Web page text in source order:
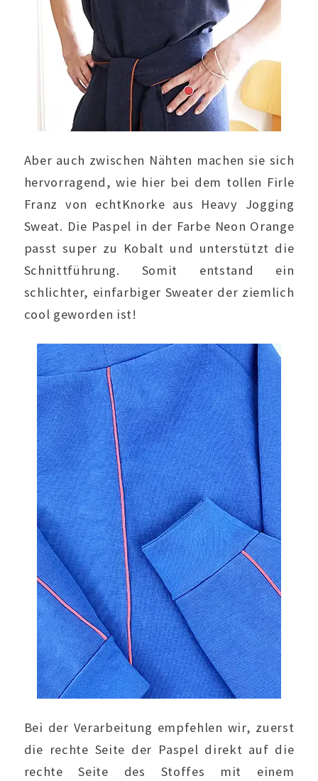
Aber auch zwischen Nähten machen sie sich
hervorragend, wie hier bei dem tollen Firle
Franz von echtKnorke aus Heavy Jogging
Sweat. Die Paspel in der Farbe Neon Orange
passt super zu Kobalt und unterstützt die
Schnittführung. Somit entstand ein
schlichter, einfarbiger Sweater der ziemlich
cool geworden ist!
Bei der Verarbeitung empfehlen wir, zuerst
die rechte Seite der Paspel direkt auf die
rechte Seite des Stoffes mit einem